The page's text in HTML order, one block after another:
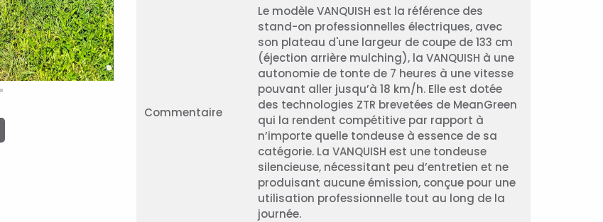
Commentaire
Le modèle VANQUISH est la référence des
stand-on professionnelles électriques, avec
son plateau d'une largeur de coupe de 133 cm
(éjection arrière mulching), la VANQUISH à une
autonomie de tonte de 7 heures à une vitesse
pouvant aller jusqu’à 18 km/h. Elle est dotée
des technologies ZTR brevetées de MeanGreen
qui la rendent compétitive par rapport à
n’importe quelle tondeuse à essence de sa
catégorie. La VANQUISH est une tondeuse
silencieuse, nécessitant peu d’entretien et ne
produisant aucune émission, conçue pour une
utilisation professionnelle tout au long de la
journée.